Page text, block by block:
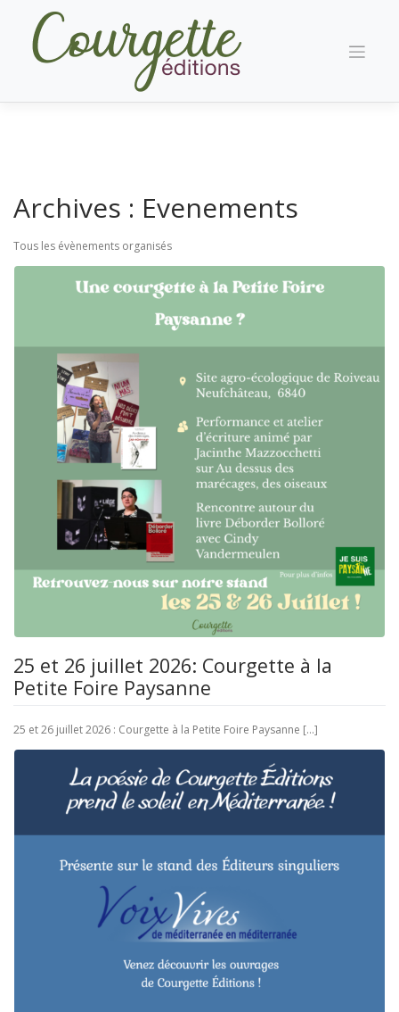
content
Archives : Evenements
Tous les évènements organisés
25 et 26 juillet 2026: Courgette à la
Petite Foire Paysanne
25 et 26 juillet 2026 : Courgette à la Petite Foire Paysanne […]